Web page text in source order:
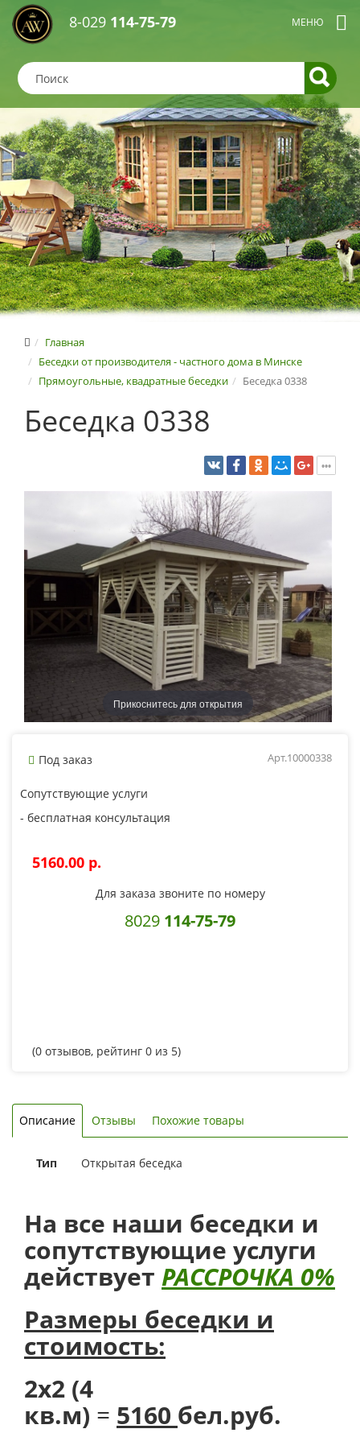
8-029 114-75-79
Главная
Беседки от производителя - частного дома в Минске
Прямоугольные, квадратные беседки
Беседка 0338
Беседка 0338
Прикоснитесь для открытия
Под заказ Арт.10000338
Сопутствующие услуги
- бесплатная консультация
5160.00 p.
Для заказа звоните по номеру
8029 114-75-79
(0 отзывов, рейтинг 0 из 5)
Описание Отзывы Похожие товары
Тип Открытая беседка
На все наши беседки и
сопутствующие услуги
действует РАССРОЧКА 0%
Размеры беседки и
стоимость:
2х2 (4
кв.м) = 5160 бел.руб.